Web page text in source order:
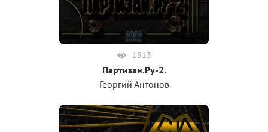
1513
Партизан.Ру-2.
Георгий Антонов